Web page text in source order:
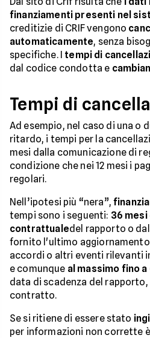
finanziamenti presenti nel
creditizie di CRIF vengono
automaticamente, senza
specifiche. I tempi di
dal codice condotta e
Tempi di
Ad esempio, nel caso di una o
ritardo, i tempi per la
mesi dalla comunicazione di
condizione che nei 12 mesi i
regolari.
Nell’ipotesi più “nera”,
tempi sono i seguenti: 36 mesi
contrattualedel rapporto o
fornito l'ultimo aggiornamento
accordi o altri eventi rilevanti
e comunque al massimo fino
data di scadenza del rapporto,
contratto.
Se si ritiene di essere stato
per informazioni non corrette